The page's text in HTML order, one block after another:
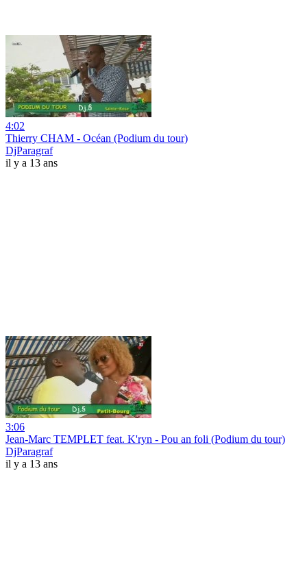
4:02
Thierry CHAM - Océan (Podium du tour)
DjParagraf
il y a 13 ans
3:06
Jean-Marc TEMPLET feat. K'ryn - Pou an foli (Podium du tour)
DjParagraf
il y a 13 ans